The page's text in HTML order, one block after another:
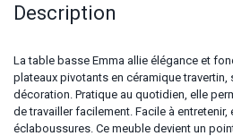
Description
La table basse Emma allie élégance et
plateaux pivotants en céramique travertin,
décoration. Pratique au quotidien, elle
de travailler facilement. Facile à
éclaboussures. Ce meuble devient un